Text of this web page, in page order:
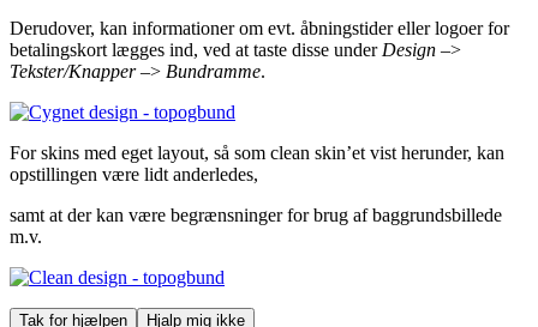
Derudover, kan informationer om evt. åbningstider eller logoer for
betalingskort lægges ind, ved at taste disse under Design –>
Tekster/Knapper–> Bundramme.
For skins med eget layout, så som clean skin’et vist herunder, kan
opstillingen være lidt anderledes,
samt at der kan være begrænsninger for brug af baggrundsbillede
m.v.
Tak for hjælpen Hjalp mig ikke